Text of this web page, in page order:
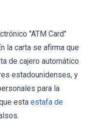
"ATM Card"
la carta se afirma que
de cajero automático
estadounidenses, y
para la
esta estafa de